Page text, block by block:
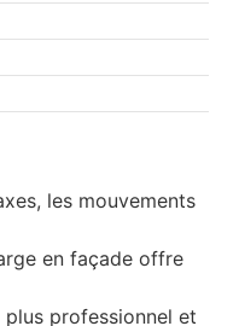
les mouvements
en façade offre
professionnel et